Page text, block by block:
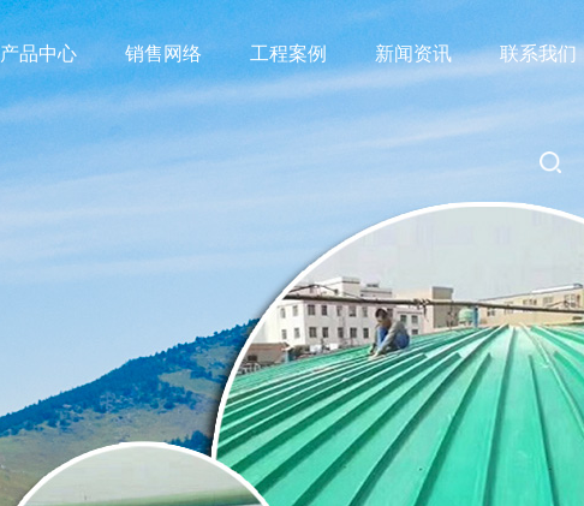
产品中心 销售网络 工程案例 新闻资讯 联系我们